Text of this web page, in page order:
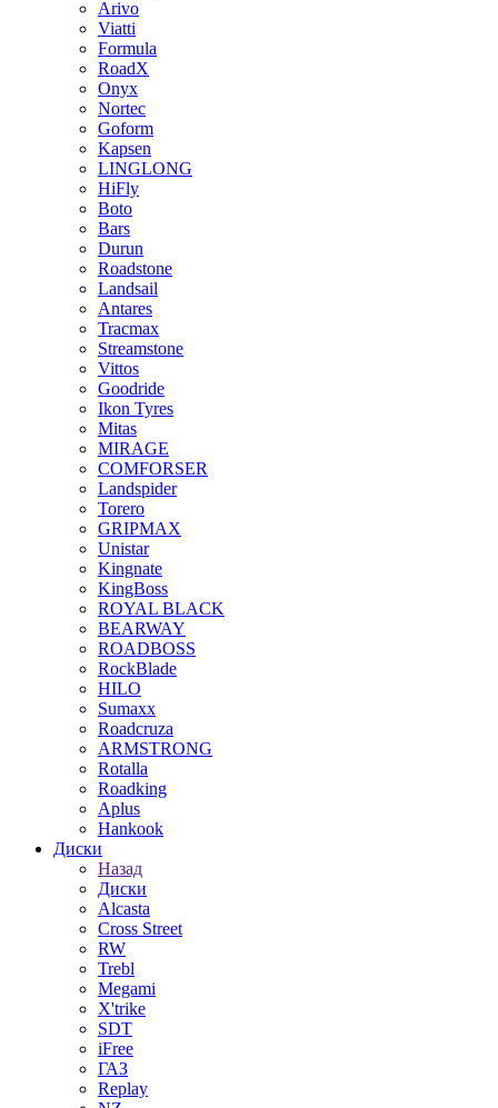
Arivo
Viatti
Formula
RoadX
Onyx
Nortec
Goform
Kapsen
LINGLONG
HiFly
Boto
Bars
Durun
Roadstone
Landsail
Antares
Tracmax
Streamstone
Vittos
Goodride
Ikon Tyres
Mitas
MIRAGE
COMFORSER
Landspider
Torero
GRIPMAX
Unistar
Kingnate
KingBoss
ROYAL BLACK
BEARWAY
ROADBOSS
RockBlade
HILO
Sumaxx
Roadcruza
ARMSTRONG
Rotalla
Roadking
Aplus
Hankook
Диски
Назад
Диски
Alcasta
Cross Street
RW
Trebl
Megami
X'trike
SDT
iFree
ГАЗ
Replay